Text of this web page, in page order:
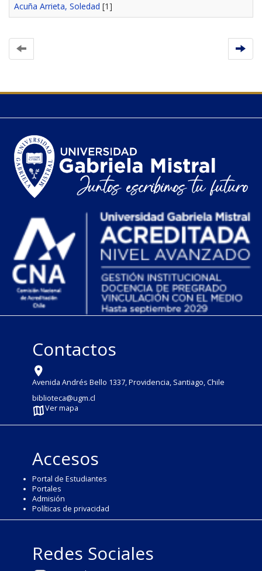
Acuña Arrieta, Soledad [1]
Contactos
Avenida Andrés Bello 1337, Providencia, Santiago, Chile
biblioteca@ugm.cl
Ver mapa
Accesos
Portal de Estudiantes
Portales
Admisión
Políticas de privacidad
Redes Sociales